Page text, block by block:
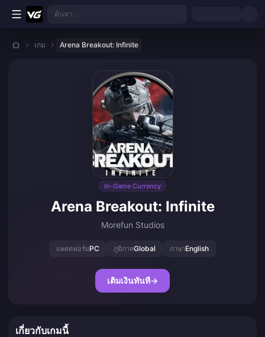
ข้ามไปเนื้อหาหลัก
ค้นหา...
เกม Arena Breakout: Infinite
In-Game Currency
Arena Breakout: Infinite
Morefun Studios
แพลตฟอร์มPC ภูมิภาคGlobal ภาษาEnglish
เติมเงินทันที→
เกี่ยวกับเกมนี้